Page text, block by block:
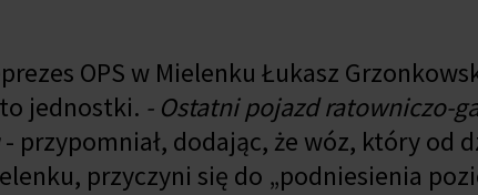
OPS w Mielenku Łukasz
jednostki. - Ostatni pojazd ratowniczo-
- przypomniał, dodając, że wóz, który od
przyczyni się do „podniesienia